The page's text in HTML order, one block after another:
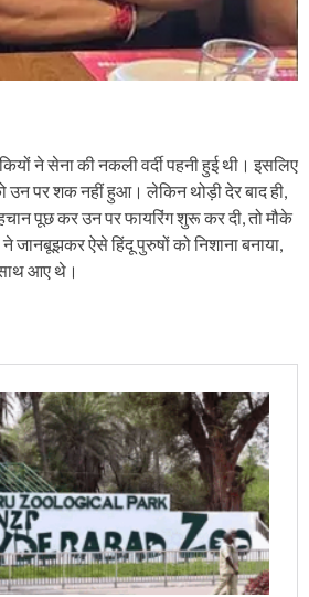
ने सेना की नकली वर्दी पहनी हुई थी। इसलिए
पर शक नहीं हुआ। लेकिन थोड़ी देर बाद ही,
पूछ कर उन पर फायरिंग शुरू कर दी, तो मौके
ऐसे हिंदू पुरुषों को निशाना बनाया,
साथ आए थे।